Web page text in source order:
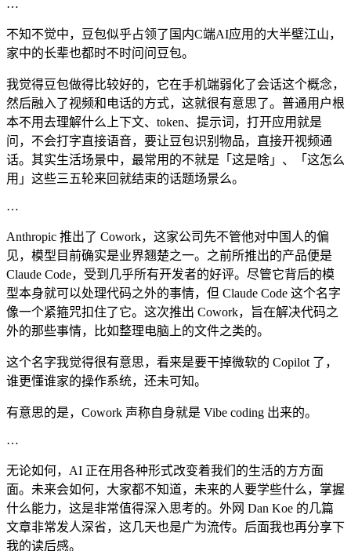
…
不知不觉中，豆包似乎占领了国内C端AI应用的大半壁江山，
家中的长辈也都时不时问问豆包。
我觉得豆包做得比较好的，它在手机端弱化了会话这个概念，
然后融入了视频和电话的方式，这就很有意思了。普通用户根
本不用去理解什么上下文、token、提示词，打开应用就是
问，不会打字直接语音，要让豆包识别物品，直接开视频通
话。其实生活场景中，最常用的不就是「这是啥」、「这怎么
用」这些三五轮来回就结束的话题场景么。
…
Anthropic 推出了 Cowork，这家公司先不管他对中国人的偏
见，模型目前确实是业界翘楚之一。之前所推出的产品便是
Claude Code，受到几乎所有开发者的好评。尽管它背后的模
型本身就可以处理代码之外的事情，但 Claude Code 这个名字
像一个紧箍咒扣住了它。这次推出 Cowork，旨在解决代码之
外的那些事情，比如整理电脑上的文件之类的。
这个名字我觉得很有意思，看来是要干掉微软的 Copilot 了，
谁更懂谁家的操作系统，还未可知。
有意思的是，Cowork 声称自身就是 Vibe coding 出来的。
…
无论如何，AI 正在用各种形式改变着我们的生活的方方面
面。未来会如何，大家都不知道，未来的人要学些什么，掌握
什么能力，这是非常值得深入思考的。外网 Dan Koe 的几篇
文章非常发人深省，这几天也是广为流传。后面我也再分享下
我的读后感。